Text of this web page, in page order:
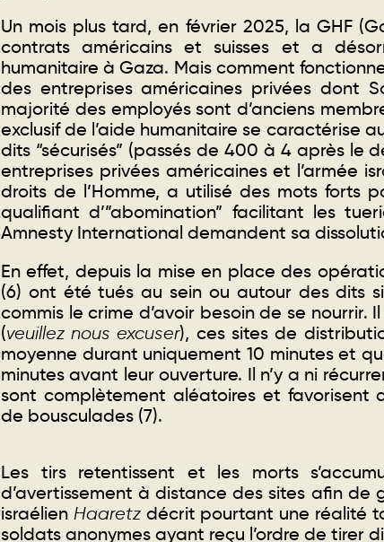
Un mois plus tard, en février 2025, la GHF
contrats américains et suisses et a
humanitaire à Gaza. Mais comment
des entreprises américaines privées dont
majorité des employés sont d’anciens
exclusif de l’aide humanitaire se caractérise
dits “sécurisés” (passés de 400 à 4 après le
entreprises privées américaines et l’armée
droits de l’Homme, a utilisé des mots forts
qualifiant d’”abomination” facilitant les
Amnesty International demandent sa
En effet, depuis la mise en place des
(6) ont été tués au sein ou autour des dits
commis le crime d’avoir besoin de se
(veuillez nous excuser), ces sites de
moyenne durant uniquement 10 minutes et
minutes avant leur ouverture. Il n’y a ni
sont complètement aléatoires et favorisent
de bousculades (7).
Les tirs retentissent et les morts
d’avertissement à distance des sites afin de
israélien Haaretzdécrit pourtant une réalité
soldats anonymes ayant reçu l’ordre de tirer